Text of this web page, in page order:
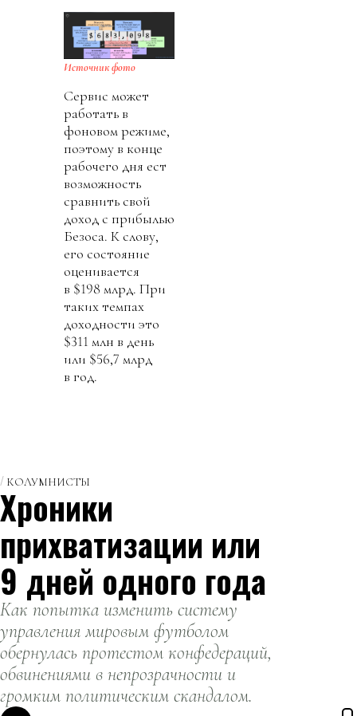
Источник фото
Сервис может
работать в
фоновом режиме,
поэтому в конце
рабочего дня ест
возможность
сравнить свой
доход с прибылью
Безоса. К слову,
его состояние
оценивается
в $198 млрд. При
таких темпах
доходности это
$311 млн в день
или $56,7 млрд
в год.
КОЛУМНИСТЫ
Хроники
прихватизации или
9 дней одного года
Как попытка изменить систему
управления мировым футболом
обернулась протестом конфедераций,
обвинениями в непрозрачности и
громким политическим скандалом.